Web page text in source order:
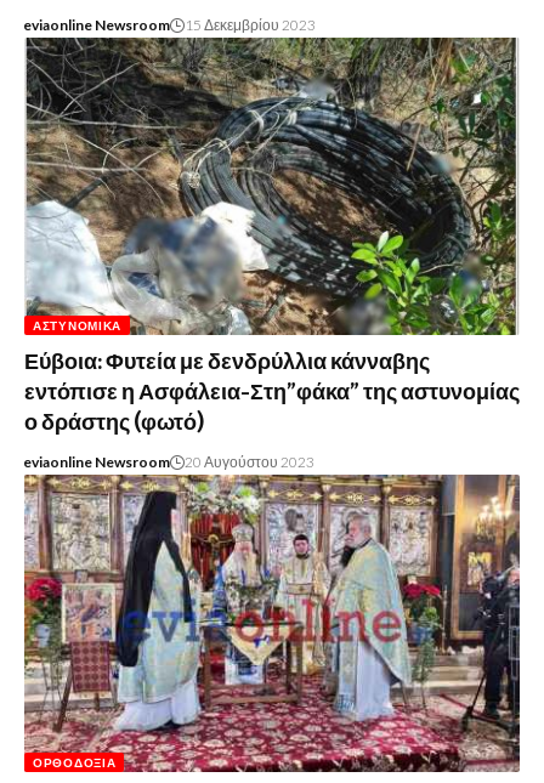
eviaonline Newsroom 15 Δεκεμβρίου 2023
ΑΣΤΥΝΟΜΙΚΆ
Εύβοια: Φυτεία με δενδρύλλια κάνναβης
εντόπισε η Ασφάλεια-Στη”φάκα” της αστυνομίας
ο δράστης (φωτό)
eviaonline Newsroom 20 Αυγούστου 2023
ΟΡΘΟΔΟΞΊΑ